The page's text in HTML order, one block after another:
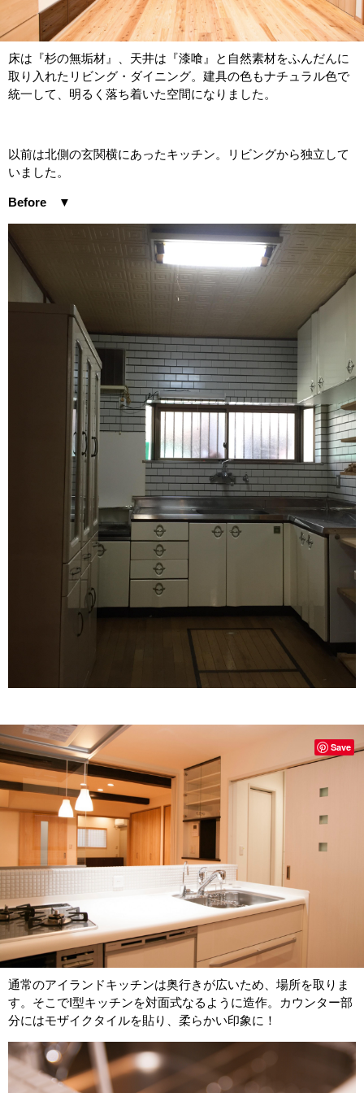
床は『杉の無垢材』、天井は『漆喰』と自然素材をふんだんに
取り入れたリビング・ダイニング。建具の色もナチュラル色で
統一して、明るく落ち着いた空間になりました。
以前は北側の玄関横にあったキッチン。リビングから独立して
いました。
Before ▼
通常のアイランドキッチンは奥行きが広いため、場所を取りま
す。そこでI型キッチンを対面式なるように造作。カウンター部
分にはモザイクタイルを貼り、柔らかい印象に！
Save